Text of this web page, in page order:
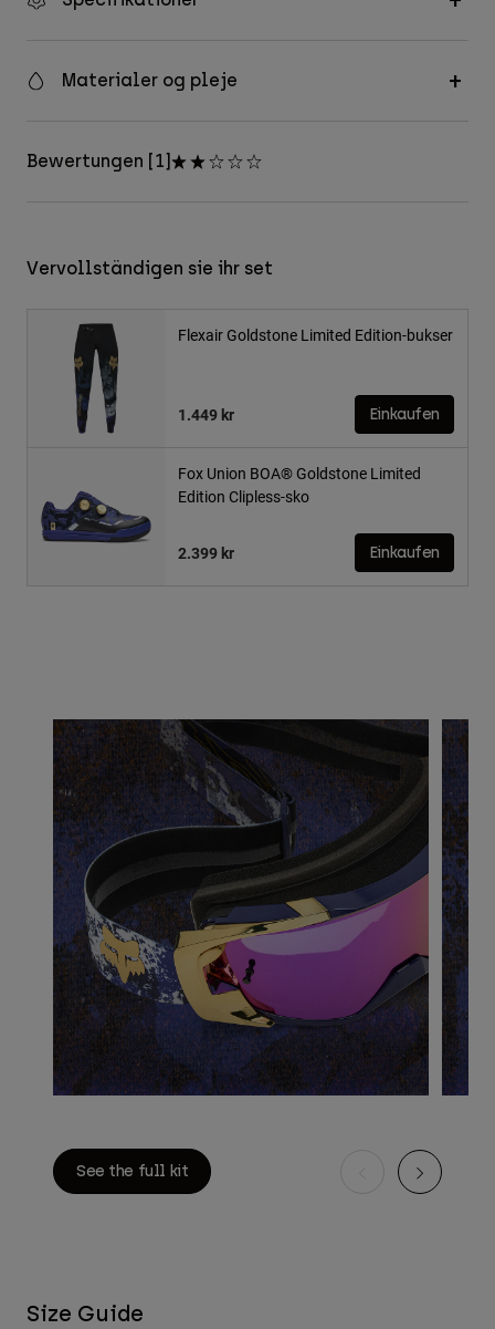
Materialer og pleje
Bewertungen [1]
Vervollständigen sie ihr set
Flexair Goldstone Limited Edition-bukser
1.449 kr Einkaufen
Fox Union BOA® Goldstone Limited
Edition Clipless-sko
2.399 kr Einkaufen
See the full kit
Size Guide